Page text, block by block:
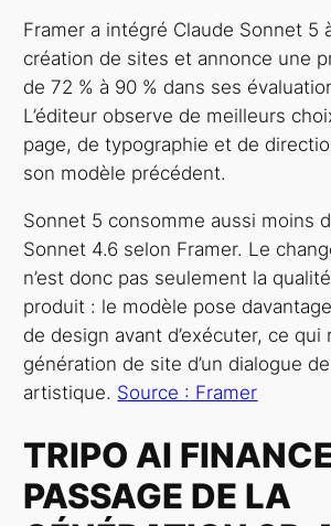
Framer a intégré Claude Sonnet 5
création de sites et annonce une
de 72 % à 90 % dans ses
L’éditeur observe de meilleurs
page, de typographie et de
son modèle précédent.
Sonnet 5 consomme aussi moins
Sonnet 4.6 selon Framer. Le
n’est donc pas seulement la
produit : le modèle pose
de design avant d’exécuter, ce qui
génération de site d’un dialogue
artistique. Source : Framer
TRIPO AI
PASSAGE DE LA